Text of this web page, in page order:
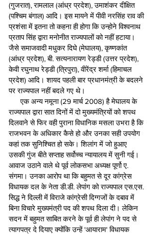
(गुजरात), रामलाल (आंध्र प्रदेश), उमाशंकर दीक्षित
(पश्चिम बंगाल) आदि। इस मायने में पीवी नरसिंह राव की
प्रशंसा में इतना तो कहना ही होगा कि उन्होने विश्वनाथ
प्रताप सिंह द्वारा मनोनीत राज्यपालों को नहीं हटाया।
जैसे समाजवादी मधुकर दिघे (मेघालय), कृष्णकांत
(आंध्र प्रदेश), बी. सत्यनारायण रेड्डी (उत्तर प्रदेश),
केवी रघुनाथ रेड्डी (त्रिपुरा), वीरेंद्र शर्मा (हिमाचल
प्रदेश) आदि। शायद पहली बार प्रधानमंत्री के बदलने
पर राज्यपाल नहीं बदले गए थे।
      एक अन्य नमूना (29 मार्च 2008) है मेघालय के
राज्यपाल द्वारा सात दिनों में दो मुख्यमंत्रियों को शपथ
दिलवाने से फिर वही पुराना विधानिक मसला उभरा है कि
राजभवन के अधिकार कैसे हो और उनका सही उपयोग
कहां तक सुनिश्चित हो सके। शिलांग में जो हुआए
उसकी गुंज बीते सप्ताह सर्वोच्च न्यायालय में सुनी गई।
आवाज उठाने वाले थे पूर्व लोकसभा अध्यक्ष पूर्णो ए.
संगमा। उनका आरोप था कि बहुमत से दूर कांग्रेस
विधायक दल के नेता डी.डी. लेपांग को राज्यपाल एस.एस.
सिद्ध ने दिल्ली में विराजे कांग्रेसी दिग्गजों के दबाव में
बिना विचारे मुख्यमंत्री पद की शपथ दिला दी। लेकिन
सदन में बहुमत साबित करने के पूर्व ही लेपांग ने पद से
त्यागपत्र दे दियाए क्योंकि उन्हें 'आयाराम' विधायक